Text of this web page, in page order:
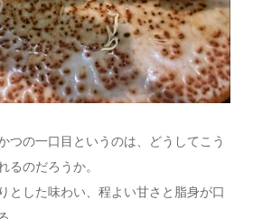
つの一口目というのは、どうしてこう
るのだろうか。
とした味わい、程よい甘さと脂身が口